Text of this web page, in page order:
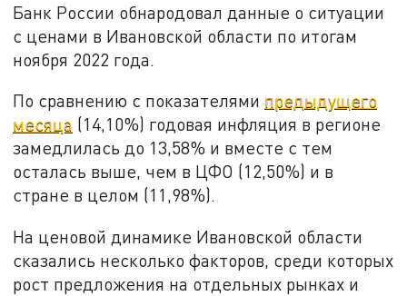
Банк России обнародовал данные о ситуации
с ценами в Ивановской области по итогам
ноября 2022 года.
По сравнению с показателями предыдущего
месяца (14,10%) годовая инфляция в регионе
замедлилась до 13,58% и вместе с тем
осталась выше, чем в ЦФО (12,50%) и в
стране в целом (11,98%).
На ценовой динамике Ивановской области
сказались несколько факторов, среди которых
рост предложения на отдельных рынках и